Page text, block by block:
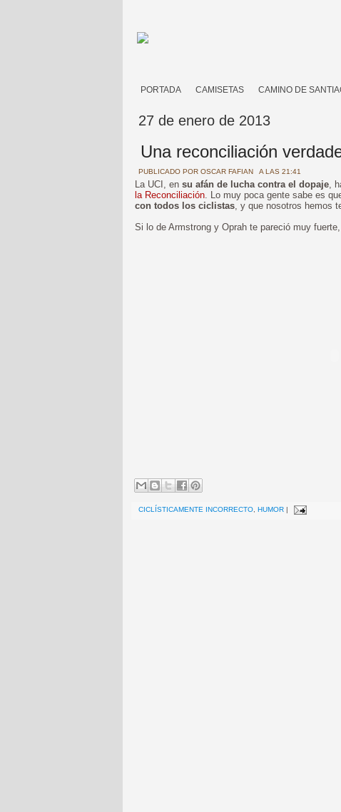
PORTADA CAMISETAS CAMINO DE
27 de enero de 2013
Una reconciliación
PUBLICADO POR OSCAR FAFIAN A LAS 21:41
La UCI, en su afán de lucha contra el dopaje,
la Reconciliación. Lo muy poca gente sabe es
con todos los ciclistas, y que nosotros hemos
Si lo de Armstrong y Oprah te pareció muy
CICLÍSTICAMENTE INCORRECTO HUMOR |